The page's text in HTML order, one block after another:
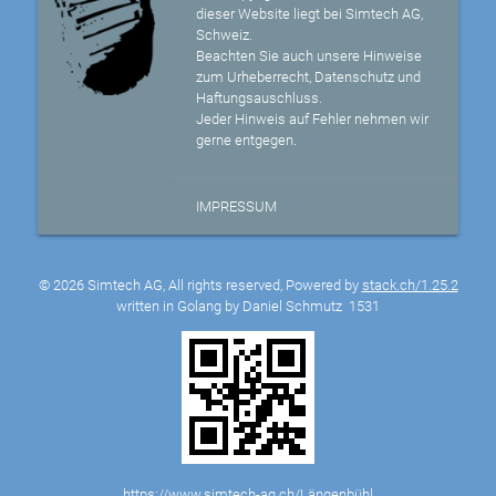
dieser Website liegt bei Simtech AG,
Schweiz.
Beachten Sie auch unsere Hinweise
zum Urheberrecht, Datenschutz und
Haftungsauschluss.
Jeder Hinweis auf Fehler nehmen wir
gerne entgegen.
IMPRESSUM
© 2026 Simtech AG, All rights reserved, Powered by stack.ch/1.25.2
written in Golang by Daniel Schmutz 1531